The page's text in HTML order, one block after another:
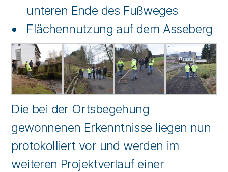
unteren Ende des Fußweges
Flächennutzung auf dem Asseberg
Die bei der Ortsbegehung
gewonnenen Erkenntnisse liegen nun
protokolliert vor und werden im
weiteren Projektverlauf einer